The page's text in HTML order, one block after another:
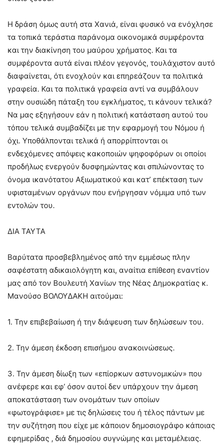
Η δράση όμως αυτή στα Χανιά, είναι φυσικό να ενόχλησε
τα τοπικά τεράστια παράνομα οικονομικά συμφέροντα
και την διακίνηση του μαύρου χρήματος. Και τα
συμφέροντα αυτά είναι πλέον γεγονός, τουλάχιστον αυτό
διαφαίνεται, ότι ενοχλούν και επηρεάζουν τα πολιτικά
γραφεία. Και τα πολιτικά γραφεία αντί να συμβάλουν
στην ουσιώδη πάταξη του εγκλήματος, τι κάνουν τελικά?
Να μας εξηγήσουν εάν η πολιτική κατάσταση αυτού του
τόπου τελικά συμβαδίζει με την εφαρμογή του Νόμου ή
όχι. Υποθάλπονται τελικά ή απορρίπτονται οι
ενδεχόμενες απόψεις κακοποιών ψηφοφόρων οι οποίοι
προδήλως ενεργούν δυσφημώντας και σπιλώνοντας το
όνομα ικανότατου Αξιωματικού και κατ’ επέκταση των
υφισταμένων οργάνων που ενήργησαν νόμιμα υπό των
εντολών του.
ΔΙΑ ΤΑΥΤΑ
Βαρύτατα προσβεβλημένος από την εμμέσως πλην
σαφέστατη αδικαιολόγητη και, αναίτια επίθεση εναντίον
μας από τον Βουλευτή Χανίων της Νέας Δημοκρατίας κ.
Μανούσο ΒΟΛΟΥΔΑΚΗ αιτούμαι:
1. Την επιβεβαίωση ή την διάψευση των δηλώσεων του.
2. Την άμεση έκδοση επισήμου ανακοινώσεως.
3. Την άμεση δίωξη των «επίορκων αστυνομικών» που
ανέφερε και εφ’ όσον αυτοί δεν υπάρχουν την άμεση
αποκατάσταση των ονομάτων των οποίων
«φωτογράφισε» με τις δηλώσεις του ή τέλος πάντων με
την συζήτηση που είχε με κάποιον δημοσιογράφο κάποιας
εφημερίδας , διά δημοσίου συγνώμης και μεταμέλειας.